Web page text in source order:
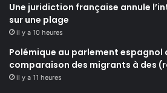
Une juridiction française annule
sur une plage
il y a 10 heures
Polémique au parlement espagnol
comparaison des migrants à des
il y a 11 heures